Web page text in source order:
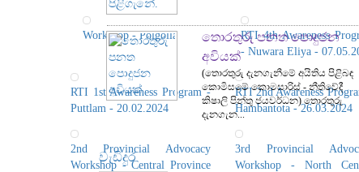
තොරතුරු පනත පොදුජන
අවියක්
(තොරතුරු දැනගැනීමේ අයිතිය පිළිබඳ
කොමිසමේ කොමසාරිස් - නීතිවේදී
කිෂාලි පින්තු ජයවර්ධන) තොරතුරු
දැනගැන...
වැඩිදුර
Workshop - Polgolla
RTI 4th Awareness
- Nuwara Eliya -
RTI 1st Awareness Program -
Puttlam - 20.02.2024
RTI 2nd Awareness
Hambantota - 26.03.2024
2nd Provincial Advocacy
Workshop - Central Province
3rd Provincial
Workshop - North